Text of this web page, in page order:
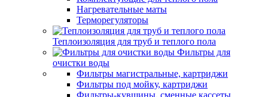
Нагревательные маты
Терморегуляторы
Теплоизоляция для труб и теплого пола
Фильтры для
очистки воды
Фильтры магистральные, картриджи
Фильтры под мойку, картриджи
Фильтры-кувшины, сменные кассеты